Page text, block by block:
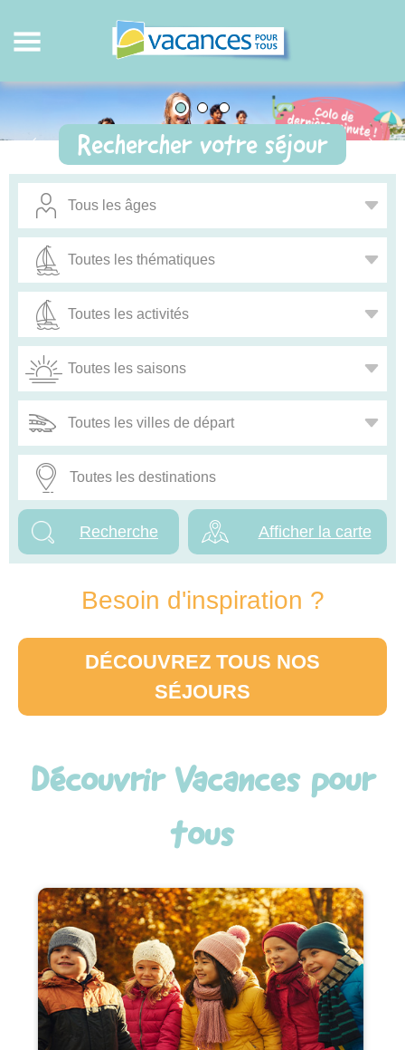
Rechercher votre séjour
Afficher la carte
Besoin d'inspiration ?
DÉCOUVREZ TOUS NOS
SÉJOURS
Découvrir Vacances pour
tous